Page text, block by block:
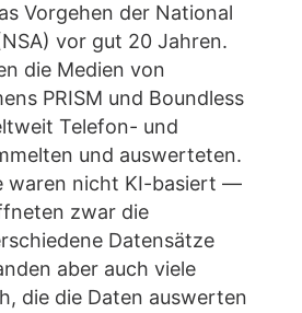
Vorgehen der National
vor gut 20 Jahren.
die Medien von
PRISM und Boundless
Telefon- und
und auswerteten.
waren nicht KI-basiert —
zwar die
Datensätze
aber auch viele
die die Daten auswerten